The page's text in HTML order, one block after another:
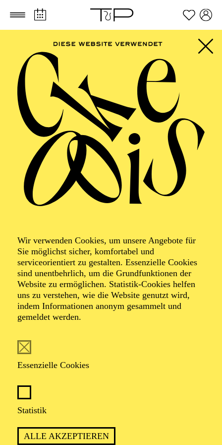
Zum Hauptinhalt springen Zum Footer springen
Wir verwenden Cookies, um unsere Angebote für
Sie möglichst sicher, komfortabel und
serviceorientiert zu gestalten. Essenzielle Cookies
sind unentbehrlich, um die Grundfunktionen der
Website zu ermöglichen. Statistik-Cookies helfen
uns zu verstehen, wie die Website genutzt wird,
indem Informationen anonym gesammelt und
gemeldet werden.
Essenzielle Cookies
Statistik
ALLE AKZEPTIEREN
SCHAUSPIEL ESSEN
Jazz in Essen
Sylvain Rifflet:
Perpetual Motion –
A Celebration of
Moondog